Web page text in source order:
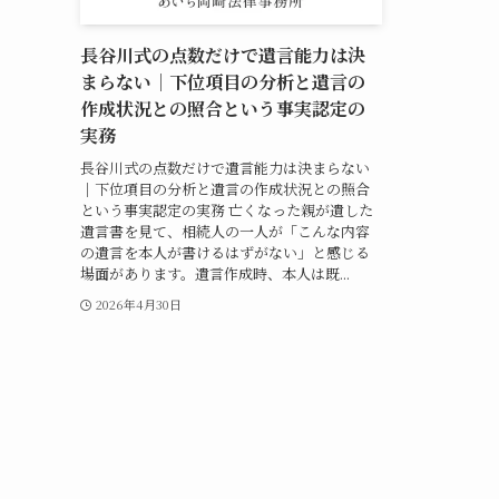
長谷川式の点数だけで遺言能力は決
まらない｜下位項目の分析と遺言の
作成状況との照合という事実認定の
実務
長谷川式の点数だけで遺言能力は決まらない
｜下位項目の分析と遺言の作成状況との照合
という事実認定の実務 亡くなった親が遺した
遺言書を見て、相続人の一人が「こんな内容
の遺言を本人が書けるはずがない」と感じる
場面があります。遺言作成時、本人は既...
2026年4月30日